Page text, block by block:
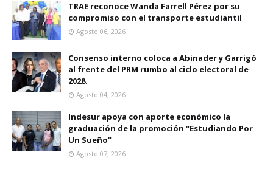
TRAE reconoce Wanda Farrell Pérez por su
compromiso con el transporte estudiantil
Agosto 06, 2026
Consenso interno coloca a Abinader y Garrigó
al frente del PRM rumbo al ciclo electoral de
2028.
Agosto 04, 2026
Indesur apoya con aporte económico la
graduación de la promoción "Estudiando Por
Un Sueño"
Agosto 07, 2026